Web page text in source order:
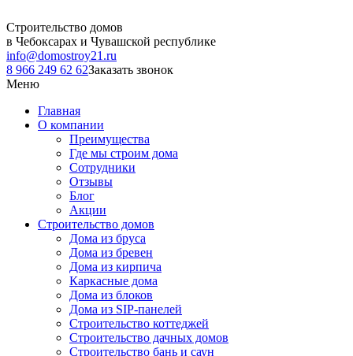
Строительство домов
в Чебоксарах и Чувашской республике
info@domostroy21.ru
8 966 249 62 62Заказать звонок
Меню
Главная
О компании
Преимущества
Где мы строим дома
Сотрудники
Отзывы
Блог
Акции
Строительство домов
Дома из бруса
Дома из бревен
Дома из кирпича
Каркасные дома
Дома из блоков
Дома из SIP-панелей
Строительство коттеджей
Строительство дачных домов
Строительство бань и саун